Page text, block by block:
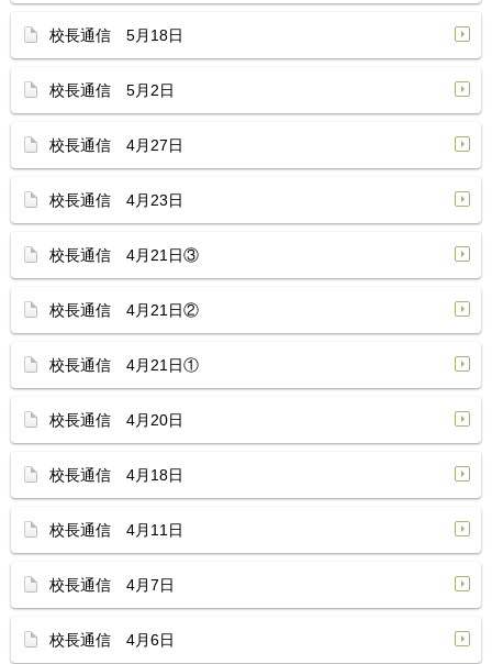
校長通信 5月18日
校長通信 5月2日
校長通信 4月27日
校長通信 4月23日
校長通信 4月21日③
校長通信 4月21日②
校長通信 4月21日①
校長通信 4月20日
校長通信 4月18日
校長通信 4月11日
校長通信 4月7日
校長通信 4月6日